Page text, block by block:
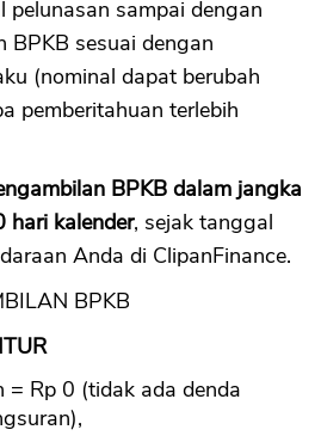
pelunasan sampai dengan
sesuai dengan
(nominal dapat berubah
pemberitahuan terlebih
BPKB dalam jangka
hari kalender, sejak tanggal
Anda di ClipanFinance.
BPKB
= Rp 0 (tidak ada denda